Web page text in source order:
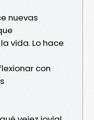
nuevas
vida. Lo hace
con